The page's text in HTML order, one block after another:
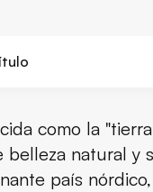
aconseja visitar
como la
belleza natural
país